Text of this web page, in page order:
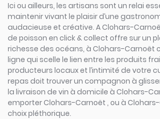
Ici ou ailleurs, les artisans sont un relai
maintenir vivant le plaisir d’une
audacieuse et créative. A Clohars-
de poisson en click & collect offre sur un
richesse des océans, à Clohars-Carnoët
ligne qui scelle le lien entre les produits
producteurs locaux et l’intimité de votre
repas doit trouver un compagnon à
la livraison de vin à domicile à Clohars-
emporter Clohars-Carnoët , ou à
choix pléthorique.